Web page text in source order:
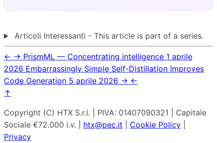
Articoli Interessanti - This article is part of a series.
← → PrismML — Concentrating intelligence 1 aprile
2026 Embarrassingly Simple Self-Distillation Improves
Code Generation 5 aprile 2026 → ←
↑
Copyright (C) HTX S.r.l. | PIVA: 01407090321 | Capitale
Sociale €72.000 i.v. | htx@pec.it Cookie Policy
Privacy